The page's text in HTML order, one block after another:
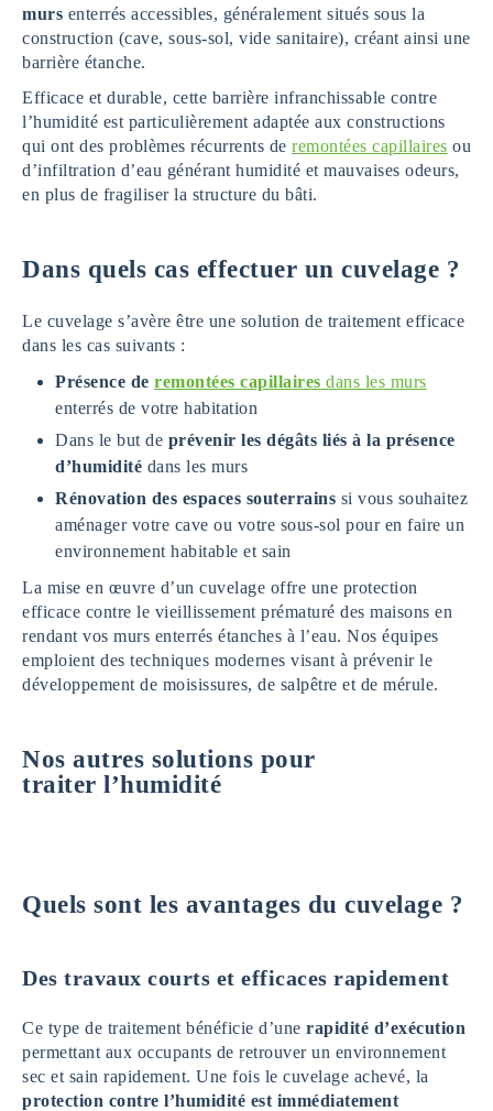
murs enterrés accessibles, généralement situés sous la
construction (cave, sous-sol, vide sanitaire), créant ainsi une
barrière étanche.
Efficace et durable, cette barrière infranchissable contre
l’humidité est particulièrement adaptée aux constructions
qui ont des problèmes récurrents de remontées capillaires ou
d’infiltration d’eau générant humidité et mauvaises odeurs,
en plus de fragiliser la structure du bâti.
Dans quels cas effectuer un cuvelage ?
Le cuvelage s’avère être une solution de traitement efficace
dans les cas suivants :
Présence de remontées capillaires dans les murs
enterrés de votre habitation
Dans le but de prévenir les dégâts liés à la présence
d’humidité dans les murs
Rénovation des espaces souterrains si vous souhaitez
aménager votre cave ou votre sous-sol pour en faire un
environnement habitable et sain
La mise en œuvre d’un cuvelage offre une protection
efficace contre le vieillissement prématuré des maisons en
rendant vos murs enterrés étanches à l’eau. Nos équipes
emploient des techniques modernes visant à prévenir le
développement de moisissures, de salpêtre et de mérule.
Nos autres solutions pour
traiter l’humidité
Quels sont les avantages du cuvelage ?
Des travaux courts et efficaces rapidement
Ce type de traitement bénéficie d’une rapidité d’exécution
permettant aux occupants de retrouver un environnement
sec et sain rapidement. Une fois le cuvelage achevé, la
protection contre l’humidité est immédiatement